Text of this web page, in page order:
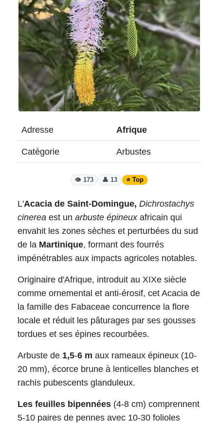
Adresse Afrique
Catégorie Arbustes
👁️ 173 👤 13 ⭐ Top
L'Acacia de Saint-Domingue, Dichrostachys
cinerea est un arbuste épineuxafricain qui
envahit les zones sèches et perturbées du sud
de la Martinique, formant des fourrés
impénétrables aux impacts agricoles notables.
Originaire d'Afrique, introduit au XIXe siècle
comme ornemental et anti-érosif, cet Acacia de
la famille des Fabaceae concurrence la flore
locale et réduit les pâturages par ses gousses
tordues et ses épines recourbées.
Arbuste de 1,5-6 m aux rameaux épineux (10-
20 mm), écorce brune à lenticelles blanches et
rachis pubescents glanduleux.
Les feuilles bipennées (4-8 cm) comprennent
5-10 paires de pennes avec 10-30 folioles